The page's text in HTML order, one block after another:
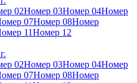
02Номер 03Номер 04Номер
07Номер 08Номер
11Номер 12
02Номер 03Номер 04Номер
07Номер 08Номер